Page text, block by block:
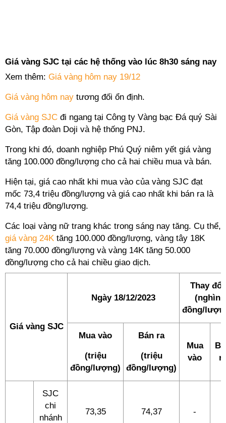
Giá vàng SJC tại các hệ thống vào lúc 8h30 sáng nay
Xem thêm: Giá vàng hôm nay 19/12
Giá vàng hôm nay tương đối ổn định.
Giá vàng SJC đi ngang tại Công ty Vàng bạc Đá quý Sài
Gòn, Tập đoàn Doji và hệ thống PNJ.
Trong khi đó, doanh nghiệp Phú Quý niêm yết giá vàng
tăng 100.000 đồng/lượng cho cả hai chiều mua và bán.
Hiện tại, giá cao nhất khi mua vào của vàng SJC đạt
mốc 73,4 triệu đồng/lượng và giá cao nhất khi bán ra là
74,4 triệu đồng/lượng.
Các loại vàng nữ trang khác trong sáng nay tăng. Cụ thể,
giá vàng 24K tăng 100.000 đồng/lượng, vàng tây 18K
tăng 70.000 đồng/lượng và vàng 14K tăng 50.000
đồng/lượng cho cả hai chiều giao dịch.
Giá vàng SJC
Ngày 18/12/2023
Thay đổi
(nghìn
đồng/
Mua vào
(triệu
đồng/lượng)
Bán ra
(triệu
đồng/lượng)
Mua
vào
SJC
chi
nhánh
73,35 74,37 -